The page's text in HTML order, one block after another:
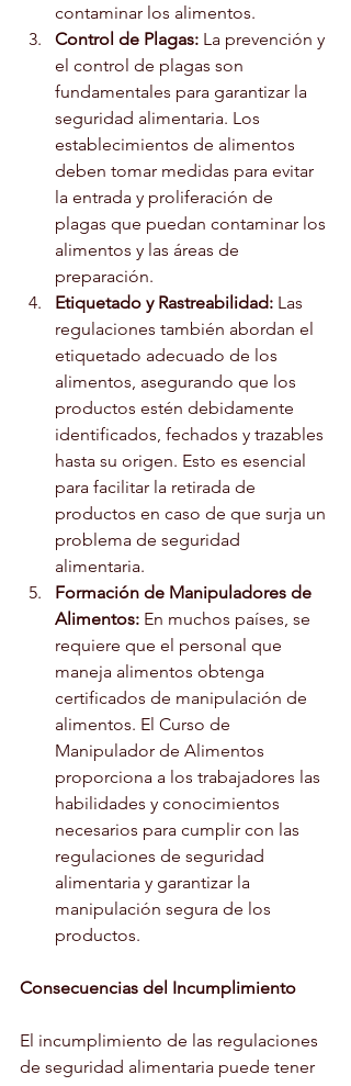
contaminar los alimentos.
Control de Plagas: La prevención y
el control de plagas son
fundamentales para garantizar la
seguridad alimentaria. Los
establecimientos de alimentos
deben tomar medidas para evitar
la entrada y proliferación de
plagas que puedan contaminar los
alimentos y las áreas de
preparación.
Etiquetado y Rastreabilidad: Las
regulaciones también abordan el
etiquetado adecuado de los
alimentos, asegurando que los
productos estén debidamente
identificados, fechados y trazables
hasta su origen. Esto es esencial
para facilitar la retirada de
productos en caso de que surja un
problema de seguridad
alimentaria.
Formación de Manipuladores de
Alimentos: En muchos países, se
requiere que el personal que
maneja alimentos obtenga
certificados de manipulación de
alimentos. El Curso de
Manipulador de Alimentos
proporciona a los trabajadores las
habilidades y conocimientos
necesarios para cumplir con las
regulaciones de seguridad
alimentaria y garantizar la
manipulación segura de los
productos.
Consecuencias del Incumplimiento
El incumplimiento de las regulaciones
de seguridad alimentaria puede tener